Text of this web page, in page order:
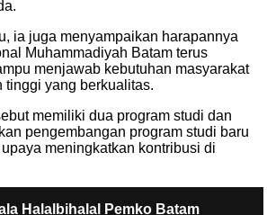
ia juga menyampaikan harapannya
Muhammadiyah Batam terus
menjawab kebutuhan masyarakat
tinggi yang berkualitas.
memiliki dua program studi dan
pengembangan program studi baru
meningkatkan kontribusi di
Halalbihalal Pemko Batam